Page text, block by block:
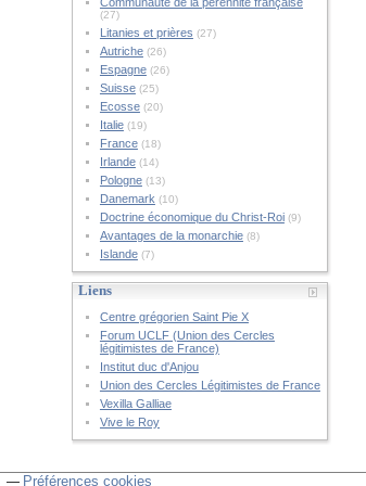
(27)
Litanies et prières (27)
Autriche(26)
Espagne(26)
Suisse(25)
Ecosse(20)
Italie(19)
France(18)
Irlande(14)
Pologne(13)
Danemark (10)
Doctrine économique du Christ-Roi(9)
Avantages de la monarchie(8)
Islande(7)
Liens
Centre grégorien Saint Pie X
Forum UCLF (Union des Cercles
légitimistes de France)
Institut duc d'Anjou
Union des Cercles Légitimistes de France
Vexilla Galliae
Vive le Roy
Préférences cookies